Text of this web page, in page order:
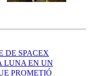
DE SPACEX
LUNA EN UN
PROMETIÓ